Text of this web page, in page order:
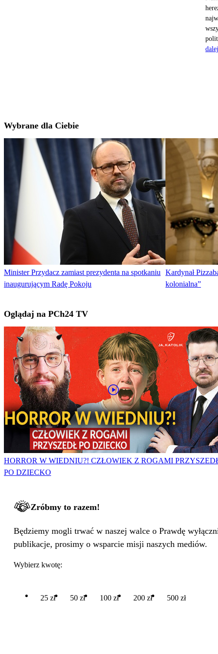
dalej
Wybrane dla Ciebie
Minister Przydacz zamiast prezydenta na spotkaniu
inaugurującym Radę Pokoju
Kardynał
kolonialna”
Oglądaj na PCh24 TV
HORROR W WIEDNIU?! CZŁOWIEK Z ROGAMI
PO DZIECKO
Zróbmy to razem!
Będziemy mogli trwać w naszej walce o Prawdę
publikacje, prosimy o wsparcie misji naszych mediów.
Wybierz kwotę:
25 zł 50 zł 100 zł 200 zł 500 zł